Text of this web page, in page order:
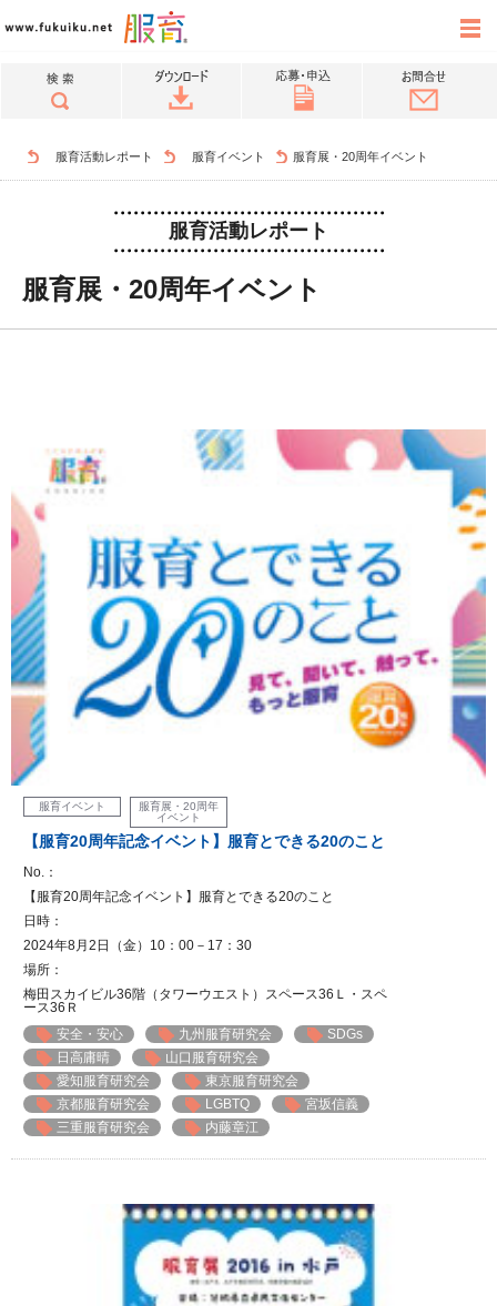
服育活動レポート 服育イベント 服育展・20周年イベント
服育活動レポート
服育展・20周年イベント
服育イベント
服育展・20周年
イベント
【服育20周年記念イベント】服育とできる20のこと
No.：
【服育20周年記念イベント】服育とできる20のこと
日時：
2024年8月2日（金）10：00－17：30
場所：
梅田スカイビル36階（タワーウエスト）スペース36Ｌ・スペ
ース36Ｒ
安全・安心
九州服育研究会
SDGs
日高庸晴
山口服育研究会
愛知服育研究会
東京服育研究会
京都服育研究会
LGBTQ
宮坂信義
三重服育研究会
内藤章江